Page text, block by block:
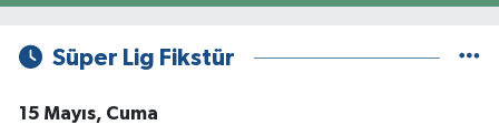
Süper Lig Fikstür
15 Mayıs, Cuma